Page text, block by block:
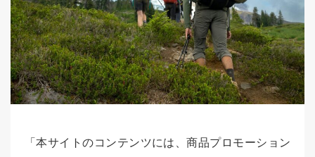
「本サイトのコンテンツには、商品プロモーション